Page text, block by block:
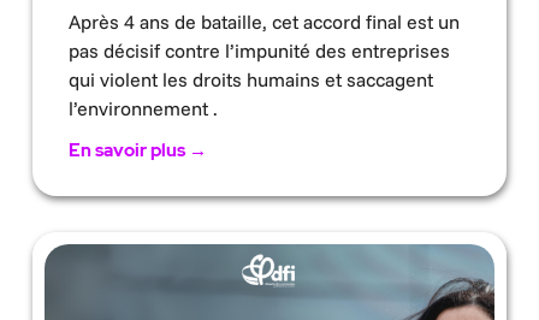
Après 4 ans de bataille, cet accord final est un
pas décisif contre l’impunité des entreprises
qui violent les droits humains et saccagent
l’environnement .
En savoir plus →